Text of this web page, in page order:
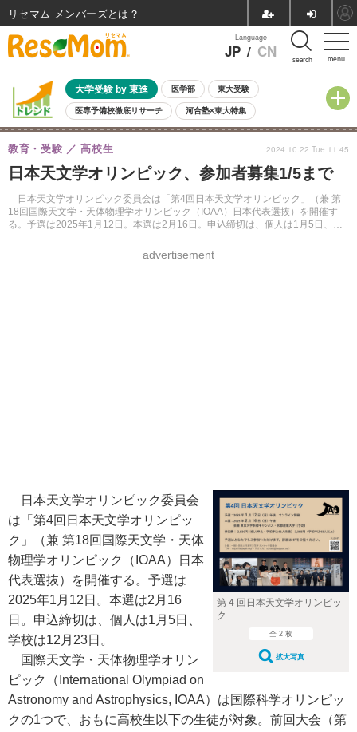
menu
Language
JP / CN search
大学受験 by 東進 医学部 東大受験
医専予備校徹底リサーチ 河合塾×東大特集
親子で考える大学選び 高校受験 中学受験 小学校受験
共通テスト 夏休み
8月開催イベント・WS 全国公立高校 過去問 人気記事
自由研究教材（小学生向け） 自由研究教材（中学生向け） ランキング
日本天文学オリンピック、参加者募集1/5まで
日本天文学オリンピック委員会は「第4回日本天文学オリンピック」（兼 第
18回国際天文学・天体物理学オリンピック（IOAA）日本代表選抜）を開催す
る。予選は2025年1月12日。本選は2月16日。申込締切は、個人は1月5日、学
教育・受験 高校生
advertisement
2024.10.22 Tue 11:45
第 4 回日本天文学オリンピッ
ク
全 2 枚
拡大写真
日本天文学オリンピック委員会
は「第4回日本天文学オリンピッ
ク」（兼 第18回国際天文学・天体
物理学オリンピック（IOAA）日本
代表選抜）を開催する。予選は
2025年1月12日。本選は2月16
日。申込締切は、個人は1月5日、
学校は12月23日。
国際天文学・天体物理学オリン
ピック（International Olympiad on
Astronomy and Astrophysics, IOAA）は国際科学オリンピッ
クの1つで、おもに高校生以下の生徒が対象。前回大会（第
リセマム メンバーズ